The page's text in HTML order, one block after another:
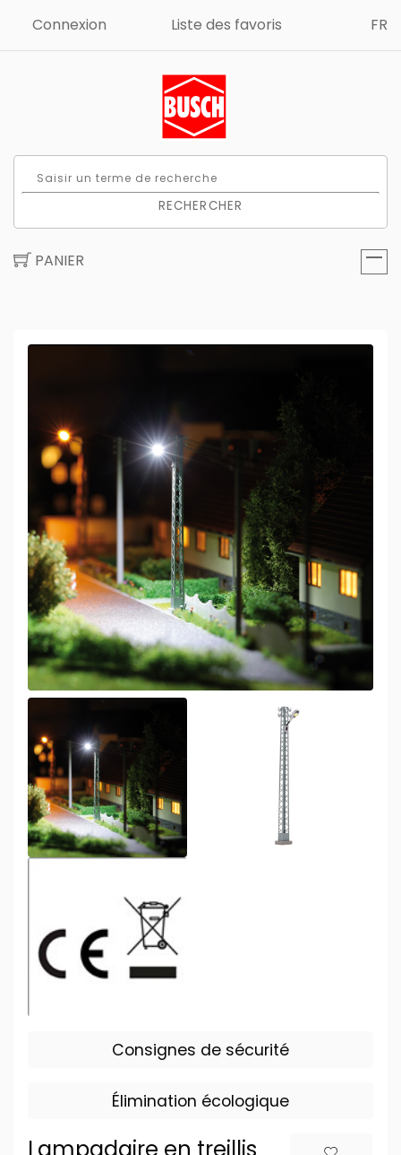
Connexion Liste des favoris FR
RECHERCHER
PANIER
Consignes de sécurité
Élimination écologique